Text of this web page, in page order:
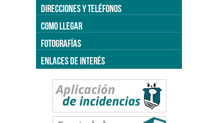
DIRECCIONES Y TELÉFONOS
COMO LLEGAR
FOTOGRAFÍAS
ENLACES DE INTERÉS